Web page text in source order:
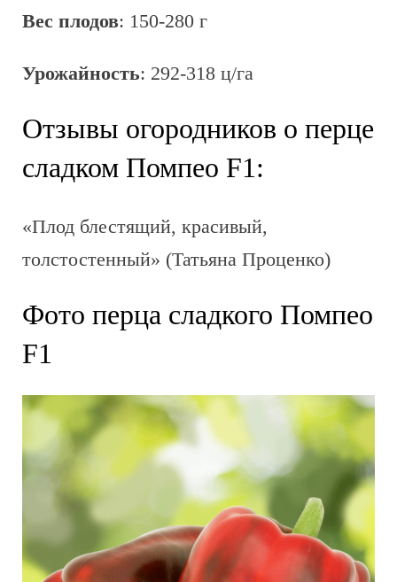
Вес плодов: 150-280 г
Урожайность: 292-318 ц/га
Отзывы огородников о перце
сладком Помпео F1:
«Плод блестящий, красивый,
толстостенный» (Татьяна Проценко)
Фото перца сладкого Помпео
F1